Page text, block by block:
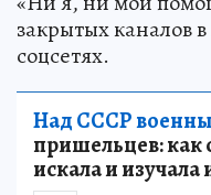
закрытых каналов
соцсетях.
Над СССР
пришельцев: как
искала и